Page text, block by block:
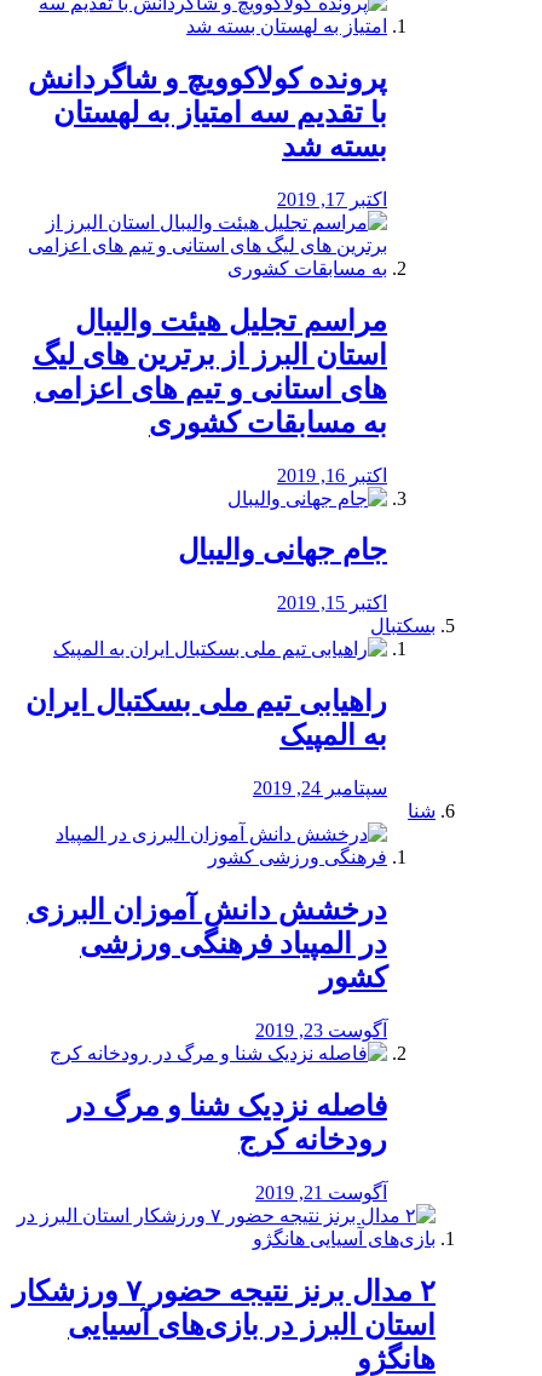
پرونده کولاکوویچ و شاگردانش
با تقدیم سه امتیاز به لهستان
بسته شد
اکتبر 17, 2019
مراسم تجلیل هیئت والیبال
استان البرز از برترین های لیگ
های استانی و تیم های اعزامی
به مسابقات کشوری
اکتبر 16, 2019
جام جهانی والیبال
اکتبر 15, 2019
بسکتبال
راهیابی تیم ملی بسکتبال ایران
به المپیک
سپتامبر 24, 2019
شنا
درخشش دانش آموزان البرزی
در المپیاد فرهنگی ورزشی
کشور
آگوست 23, 2019
️فاصله نزدیک شنا و مرگ در
رودخانه کرج
آگوست 21, 2019
۲ مدال برنز نتیجه حضور ۷ ورزشکار
استان البرز در بازی‌های آسیایی
هانگژو